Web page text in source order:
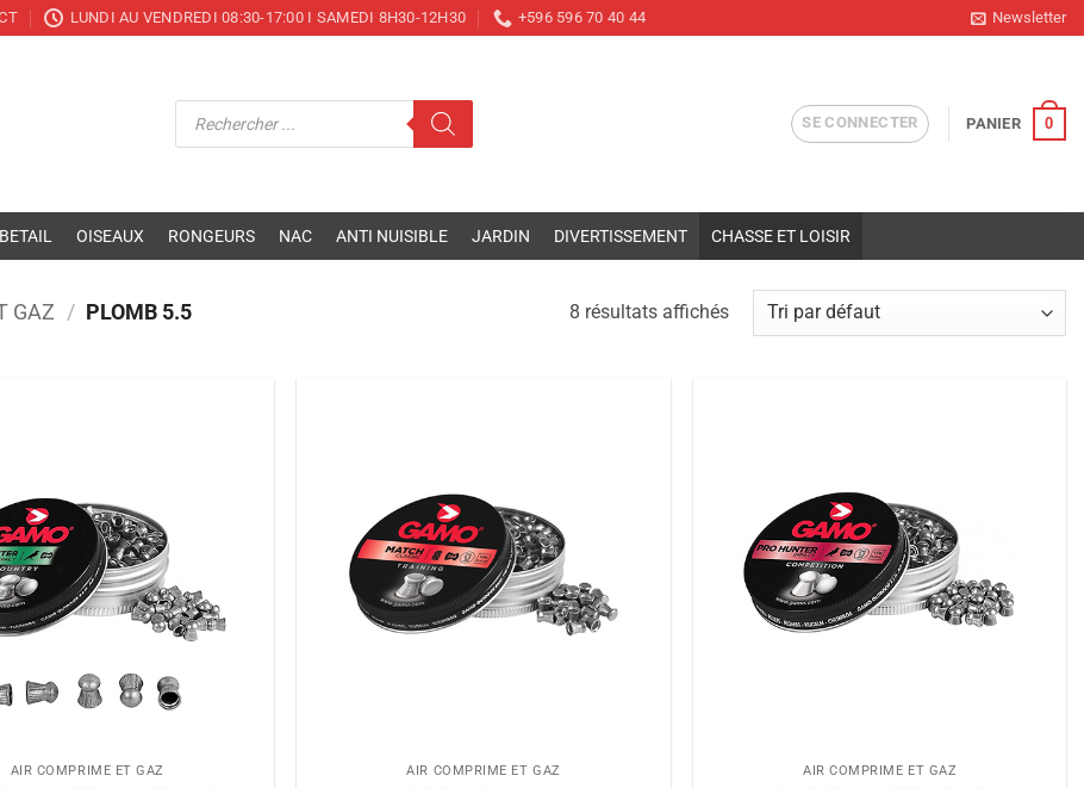
LUNDI AU VENDREDI 08:30-17:00 I SAMEDI 8H30-12H30 +596 596 70 40 44 Newsletter
Recherche
SE CONNECTER PANIER 0
BETAIL OISEAUX RONGEURS NAC ANTI NUISIBLE JARDIN DIVERTISSEMENT CHASSE ET LOISIR
GAZ / PLOMB 5.5 8 résultats affichés
AIR COMPRIME ET GAZ AIR COMPRIME ET GAZ AIR COMPRIME ET GAZ